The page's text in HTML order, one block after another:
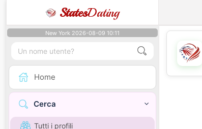
StatesDating
New York 2026-08-09 10:11
Home
Cerca
Tutti i profili